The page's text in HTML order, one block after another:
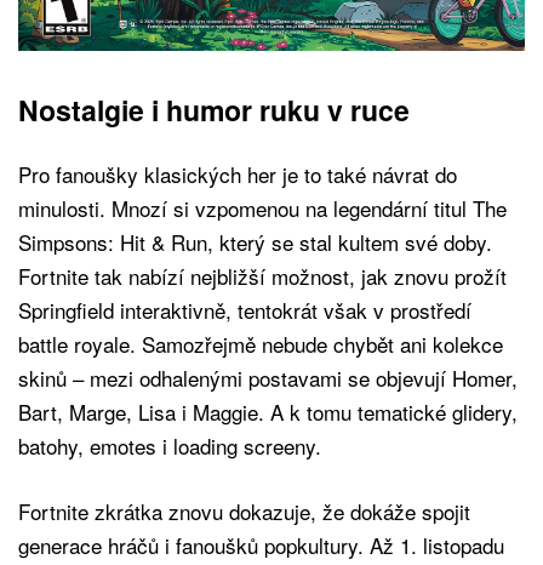
Nostalgie i humor ruku v ruce
Pro fanoušky klasických her je to také návrat do
minulosti. Mnozí si vzpomenou na legendární titul The
Simpsons: Hit & Run, který se stal kultem své doby.
Fortnite tak nabízí nejbližší možnost, jak znovu prožít
Springfield interaktivně, tentokrát však v prostředí
battle royale. Samozřejmě nebude chybět ani kolekce
skinů – mezi odhalenými postavami se objevují Homer,
Bart, Marge, Lisa i Maggie. A k tomu tematické glidery,
batohy, emotes i loading screeny.
Fortnite zkrátka znovu dokazuje, že dokáže spojit
generace hráčů i fanoušků popkultury. Až 1. listopadu